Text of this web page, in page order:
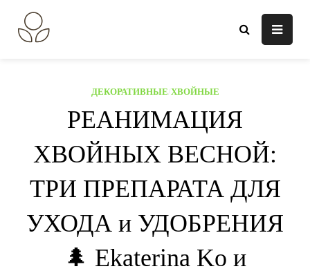
содержанию
ДЕКОРАТИВНЫЕ ХВОЙНЫЕ
РЕАНИМАЦИЯ
ХВОЙНЫХ ВЕСНОЙ:
ТРИ ПРЕПАРАТА ДЛЯ
УХОДА и УДОБРЕНИЯ
🌲 Ekaterina Ko и